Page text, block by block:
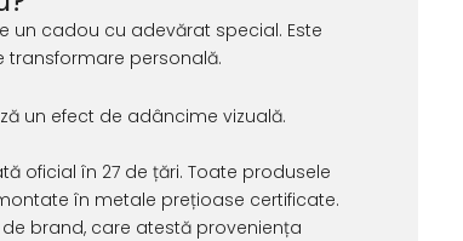
un cadou cu adevărat special. Este
personală.
un efect de adâncime vizuală.
oficial în 27 de țări. Toate produsele
în metale prețioase certificate.
brand, care atestă proveniența